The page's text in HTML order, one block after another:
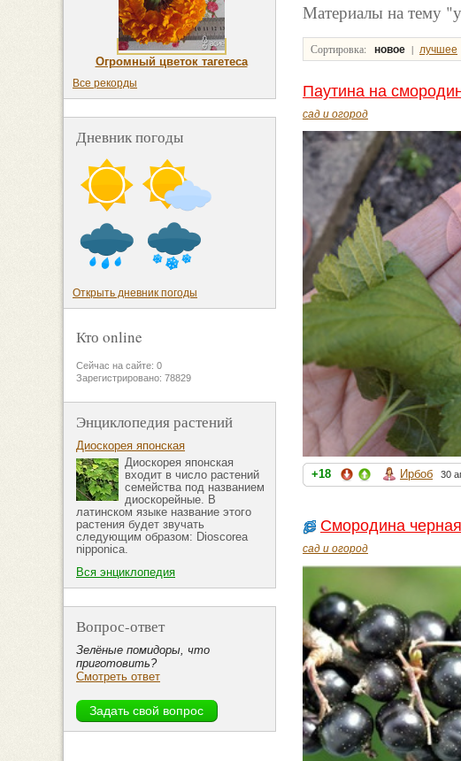
Материалы на тему
Сортировка: новое | лучшее
Паутина на
сад и огород
+18 Ирбоб 30
Смородина
сад и огород
Огромный цветок тагетеса
Все рекорды
Дневник погоды
Открыть дневник погоды
Кто online
Сейчас на сайте: 0
Зарегистрировано: 78829
Энциклопедия растений
Диоскорея японская
Диоскорея японская
входит в число растений
семейства под названием
диоскорейные. В
латинском языке название этого
растения будет звучать
следующим образом: Dioscorea
nipponica.
Вся энциклопедия
Вопрос-ответ
Зелёные помидоры, что
приготовить?
Смотреть ответ